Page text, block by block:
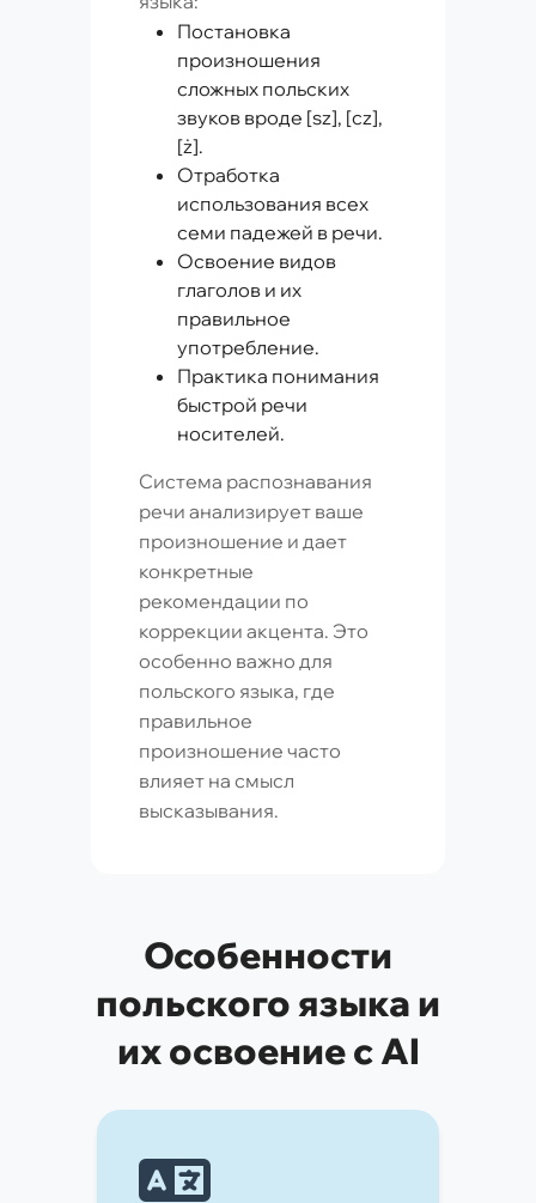
Постановка
произношения
сложных польских
звуков вроде [sz], [cz],
[ż].
Отработка
использования всех
семи падежей в речи.
Освоение видов
глаголов и их
правильное
употребление.
Практика понимания
быстрой речи
носителей.
Система распознавания
речи анализирует ваше
произношение и дает
конкретные
рекомендации по
коррекции акцента. Это
особенно важно для
польского языка, где
правильное
произношение часто
влияет на смысл
высказывания.
Особенности
польского языка и
их освоение с AI